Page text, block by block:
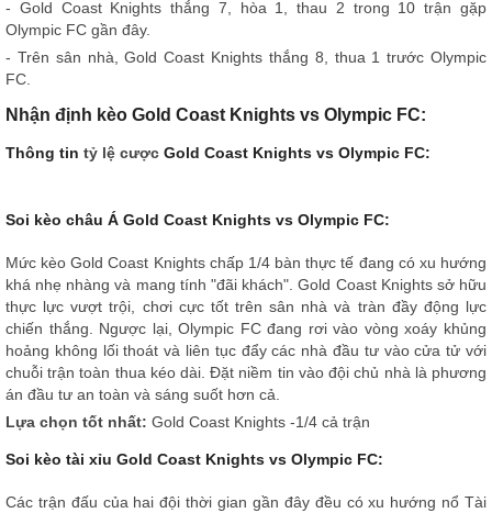
- Gold Coast Knights thắng 7, hòa 1, thau 2 trong 10 trận gặp
Olympic FC gần đây.
- Trên sân nhà, Gold Coast Knights thắng 8, thua 1 trước Olympic
FC.
Nhận định kèo Gold Coast Knights vs Olympic FC:
Thông tin tỷ lệ cược Gold Coast Knights vs Olympic FC:
Soi kèo châu Á Gold Coast Knights vs Olympic FC:
Mức kèo Gold Coast Knights chấp 1/4 bàn thực tế đang có xu hướng
khá nhẹ nhàng và mang tính "đãi khách". Gold Coast Knights sở hữu
thực lực vượt trội, chơi cực tốt trên sân nhà và tràn đầy động lực
chiến thắng. Ngược lại, Olympic FC đang rơi vào vòng xoáy khủng
hoảng không lối thoát và liên tục đẩy các nhà đầu tư vào cửa tử với
chuỗi trận toàn thua kéo dài. Đặt niềm tin vào đội chủ nhà là phương
án đầu tư an toàn và sáng suốt hơn cả.
Lựa chọn tốt nhất: Gold Coast Knights -1/4 cả trận
Soi kèo tài xỉu Gold Coast Knights vs Olympic FC:
Các trận đấu của hai đội thời gian gần đây đều có xu hướng nổ Tài